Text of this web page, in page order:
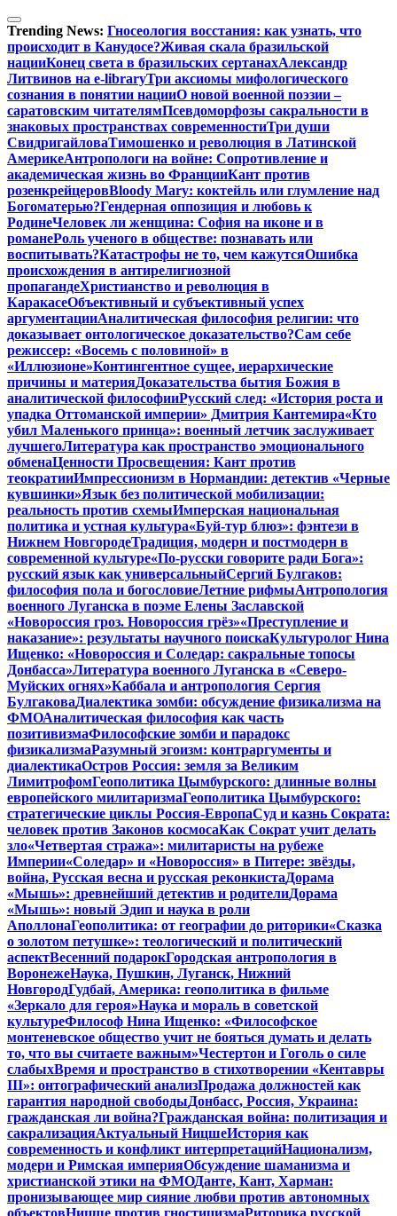
Перейти
к
содержимому
Trending News: Гносеология восстания: как узнать, что
происходит в Канудосе?Живая скала бразильской
нацииКонец света в бразильских сертанахАлександр
Литвинов на e-libraryТри аксиомы мифологического
сознания в понятии нацииО новой военной поэзии –
саратовским читателямПсевдоморфозы сакральности в
знаковых пространствах современностиТри души
СвидригайловаТимошенко и революция в Латинской
АмерикеАнтропологи на войне: Сопротивление и
академическая жизнь во ФранцииКант против
розенкрейцеровBloody Mary: коктейль или глумление над
Богоматерью?Гендерная оппозиция и любовь к
РодинеЧеловек ли женщина: София на иконе и в
романеРоль ученого в обществе: познавать или
воспитывать?Катастрофы не то, чем кажутсяОшибка
происхождения в антирелигиозной
пропагандеХристианство и революция в
КаракасеОбъективный и субъективный успех
аргументацииАналитическая философия религии: что
доказывает онтологическое доказательство?Сам себе
режиссер: «Восемь с половиной» в
«Иллюзионе»Контингентное сущее, иерархические
причины и материяДоказательства бытия Божия в
аналитической философииРусский след: «История роста и
упадка Оттоманской империи» Дмитрия Кантемира«Кто
убил Маленького принца»: военный летчик заслуживает
лучшегоЛитература как пространство эмоционального
обменаЦенности Просвещения: Кант против
теократииИмпрессионизм в Нормандии: детектив «Черные
кувшинки»Язык без политической мобилизации:
реальность против схемыИмперская национальная
политика и устная культура«Буй-тур блюз»: фэнтези в
Нижнем НовгородеТрадиция, модерн и постмодерн в
современной культуре«По-русски говорите ради Бога»:
русский язык как универсальныйСергий Булгаков:
философия пола и богословиеЛетние рифмыАнтропология
военного Луганска в поэме Елены Заславской
«Новороссия гроз. Новороссия грёз»«Преступление и
наказание»: результаты научного поискаКультуролог Нина
Ищенко: «Новороссия и Соледар: сакральные топосы
Донбасса»Литература военного Луганска в «Северо-
Муйских огнях»Каббала и антропология Сергия
БулгаковаДиалектика зомби: обсуждение физикализма на
ФМОАналитическая философия как часть
позитивизмаФилософские зомби и парадокс
физикализмаРазумный эгоизм: контраргументы и
диалектикаОстров Россия: земля за Великим
ЛимитрофомГеополитика Цымбурского: длинные волны
европейского милитаризмаГеополитика Цымбурского:
стратегические циклы Россия-ЕвропаСуд и казнь Сократа:
человек против Законов космосаКак Сократ учит делать
зло«Четвертая стража»: милитаристы на рубеже
Империи«Соледар» и «Новороссия» в Питере: звёзды,
война, Русская весна и русская реконкистаДорама
«Мышь»: древнейший детектив и родителиДорама
«Мышь»: новый Эдип и наука в роли
АполлонаГеополитика: от географии до риторики«Сказка
о золотом петушке»: теологический и политический
аспектВесенний подарокГородская антропология в
ВоронежеНаука, Пушкин, Луганск, Нижний
НовгородГудбай, Америка: геополитика в фильме
«Зеркало для героя»Наука и мораль в советской
культуреФилософ Нина Ищенко: «Философское
монтеневское общество учит не бояться думать и делать
то, что вы считаете важным»Честертон и Гоголь о силе
слабыхВремя и пространство в стихотворении «Кентавры
III»: онтографический анализПродажа должностей как
гарантия народной свободыДонбасс, Россия, Украина:
гражданская ли война?Гражданская война: политизация и
сакрализацияАктуальный НицшеИстория как
современность и конфликт интерпретацийНационализм,
модерн и Римская империяОбсуждение шаманизма и
христианской этики на ФМОДанте, Кант, Харман:
пронизывающее мир сияние любви против автономных
объектовНицше против гностицизмаРиторика русской